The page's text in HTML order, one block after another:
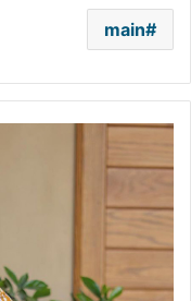
main
بعد
مفاجآت
جديدة
في
قضية
نسرين